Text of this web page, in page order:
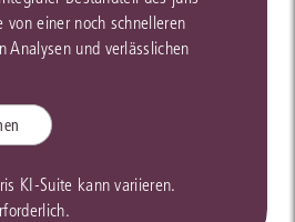
von einer noch schnelleren
Analysen und verlässlichen
KI-Suite kann variieren.